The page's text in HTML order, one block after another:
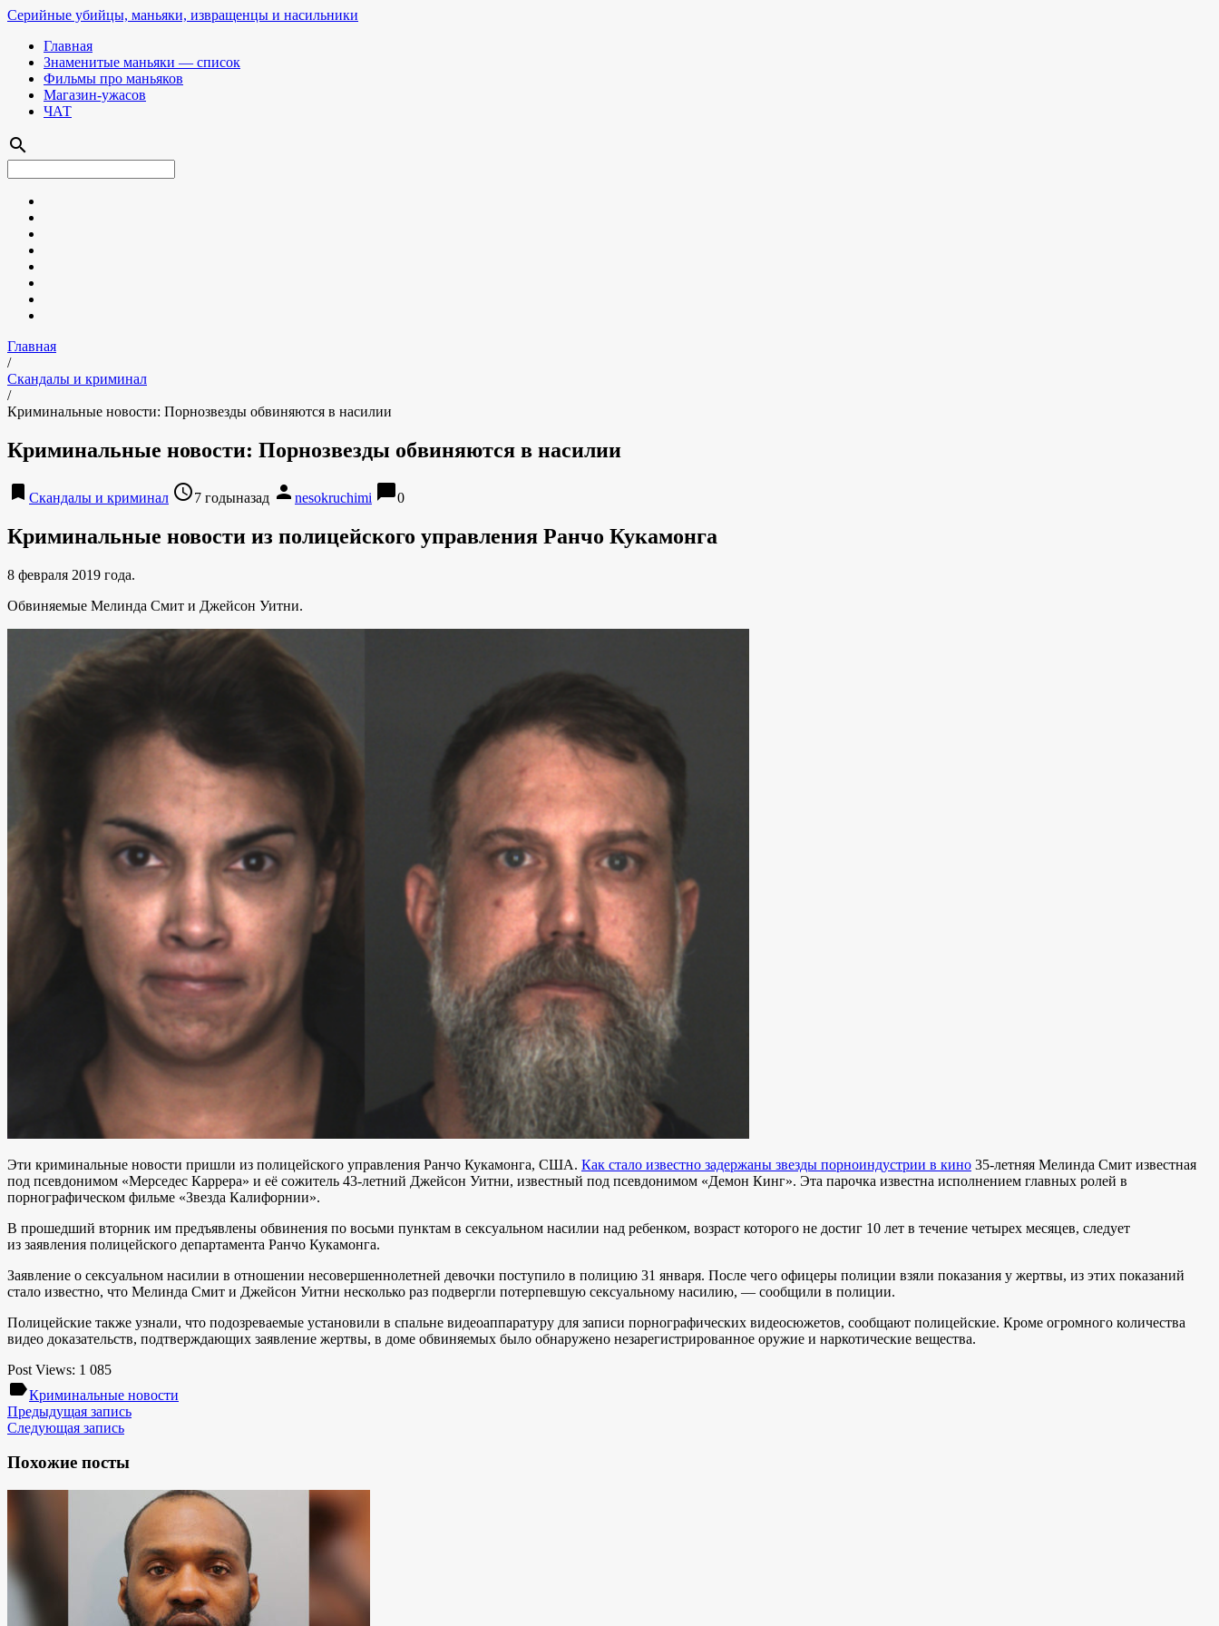
Серийные убийцы, маньяки, извращенцы и насильники
Главная
Знаменитые маньяки — список
Фильмы про маньяков
Магазин-ужасов
ЧАТ
search
Главная
/
Скандалы и криминал
/
Криминальные новости: Порнозвезды обвиняются в насилии
Криминальные новости: Порнозвезды обвиняются в насилии
bookmark Скандалы и криминал access_time7 годыназад person nesokruchimi chat_bubble0
Криминальные новости из полицейского управления Ранчо Кукамонга
8 февраля 2019 года.
Обвиняемые Мелинда Смит и Джейсон Уитни.
Эти криминальные новости пришли из полицейского управления Ранчо Кукамонга, США. Как стало известно задержаны звезды порноиндустрии в кино 35-летняя Мелинда Смит известная
под псевдонимом «Мерседес Каррера» и её сожитель 43-летний Джейсон Уитни, известный под псевдонимом «Демон Кинг». Эта парочка известна исполнением главных ролей в
порнографическом фильме «Звезда Калифорнии».
В прошедший вторник им предъявлены обвинения по восьми пунктам в сексуальном насилии над ребенком, возраст которого не достиг 10 лет в течение четырех месяцев, следует
из заявления полицейского департамента Ранчо Кукамонга.
Заявление о сексуальном насилии в отношении несовершеннолетней девочки поступило в полицию 31 января. После чего офицеры полиции взяли показания у жертвы, из этих показаний
стало известно, что Мелинда Смит и Джейсон Уитни несколько раз подвергли потерпевшую сексуальному насилию, — сообщили в полиции.
Полицейские также узнали, что подозреваемые установили в спальне видеоаппаратуру для записи порнографических видеосюжетов, сообщают полицейские. Кроме огромного количества
видео доказательств, подтверждающих заявление жертвы, в доме обвиняемых было обнаружено незарегистрированное оружие и наркотические вещества.
Post Views: 1 085
labelКриминальные новости
Предыдущая запись
Следующая запись
Похожие посты